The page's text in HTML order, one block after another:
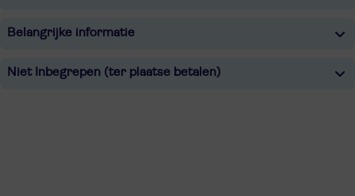
Belangrijke informatie
Niet Inbegrepen (ter plaatse betalen)